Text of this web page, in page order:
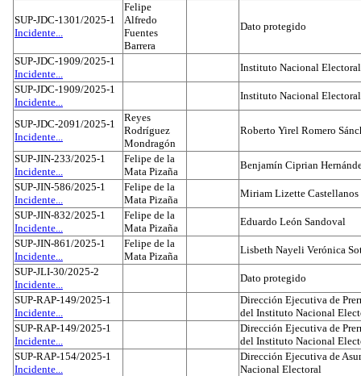
SUP-JDC-1301/2025-1
Incidente...
Felipe
Alfredo
Fuentes
Barrera
Dato protegido
SUP-JDC-1909/2025-1
Incidente...
Instituto Nacional Electoral
SUP-JDC-1909/2025-1
Incidente...
Instituto Nacional Electoral
SUP-JDC-2091/2025-1
Incidente...
Reyes
Rodríguez
Mondragón
Roberto Yirel Romero
SUP-JIN-233/2025-1
Incidente...
Felipe de la
Mata Pizaña
Benjamín Ciprian
SUP-JIN-586/2025-1
Incidente...
Felipe de la
Mata Pizaña
Miriam Lizette Castellanos
SUP-JIN-832/2025-1
Incidente...
Felipe de la
Mata Pizaña
Eduardo León Sandoval
SUP-JIN-861/2025-1
Incidente...
Felipe de la
Mata Pizaña
Lisbeth Nayeli Verónica
SUP-JLI-30/2025-2
Incidente...
Dato protegido
SUP-RAP-149/2025-1
Incidente...
Dirección Ejecutiva de
del Instituto Nacional
SUP-RAP-149/2025-1
Incidente...
Dirección Ejecutiva de
del Instituto Nacional
SUP-RAP-154/2025-1
Incidente...
Dirección Ejecutiva de
Nacional Electoral